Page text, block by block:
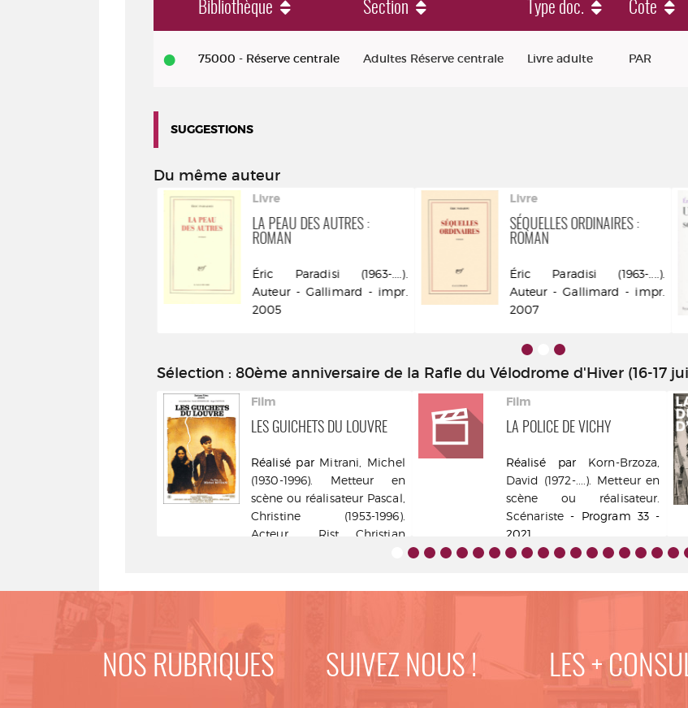
Blond
cendré
Bibliothèque Section Type doc. Cote
75000 - Réserve centrale Adultes Réserve centrale Livre adulte PAR
SUGGESTIONS
Du même auteur
Livre
SÉQUELLES ORDINAIRES :
ROMAN
Éric Paradisi (1963-....).
Auteur - Gallimard - impr.
2007
Livre
LA PEAU DES AUTRES :
ROMAN
Éric Paradisi (1963-....).
Auteur - Gallimard - impr.
2005
Sélection : 80ème anniversaire de la Rafle du Vélodrome d'Hiver (16-17
Film
LES GUICHETS DU LOUVRE
Réalisé par Mitrani, Michel
(1930-1996). Metteur en
scène ou réalisateur Pascal,
Christine (1953-1996).
Acteur, Rist, Christian
Film
LA POLICE DE VICHY
Réalisé par Korn-Brzoza,
David (1972-....). Metteur en
scène ou réalisateur.
Scénariste - Program 33 -
2021
NOS RUBRIQUES SUIVEZ NOUS ! LES +